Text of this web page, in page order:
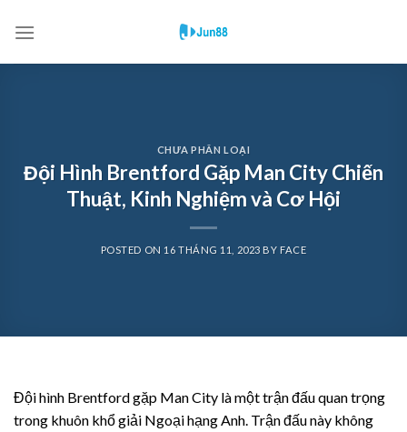
CHƯA PHÂN LOẠI
Đội Hình Brentford Gặp Man City Chiến
Thuật, Kinh Nghiệm và Cơ Hội
POSTED ON 16 THÁNG 11, 2023 BY FACE
Đội hình Brentford gặp Man City là một trận đấu quan trọng
trong khuôn khổ giải Ngoại hạng Anh. Trận đấu này không